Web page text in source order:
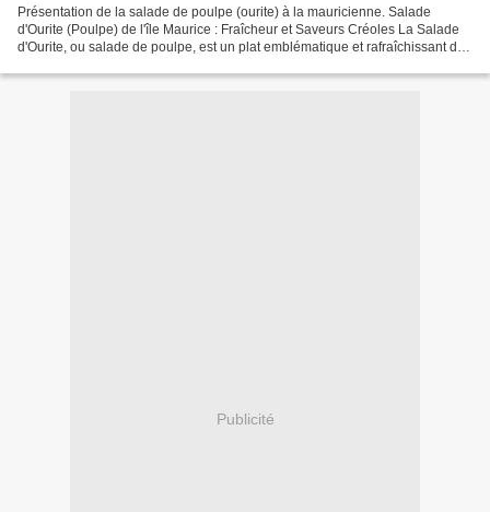
Présentation de la salade de poulpe (ourite) à la mauricienne. Salade
d'Ourite (Poulpe) de l'île Maurice : Fraîcheur et Saveurs Créoles La Salade
d'Ourite, ou salade de poulpe, est un plat emblématique et rafraîchissant de
Publicité